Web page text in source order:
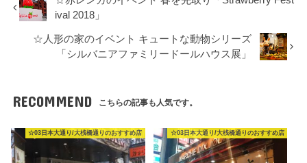
ival 2018」
☆人形の家のイベント キュートな動物シリーズ
「シルバニアファミリードールハウス展」
RECOMMEND こちらの記事も人気です。
☆03日本大通り/大桟橋通りのおすすめ店 ☆03日本大通り/大桟橋通りのおすすめ店